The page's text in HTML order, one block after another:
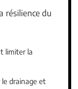
résilience du
limiter la
drainage et